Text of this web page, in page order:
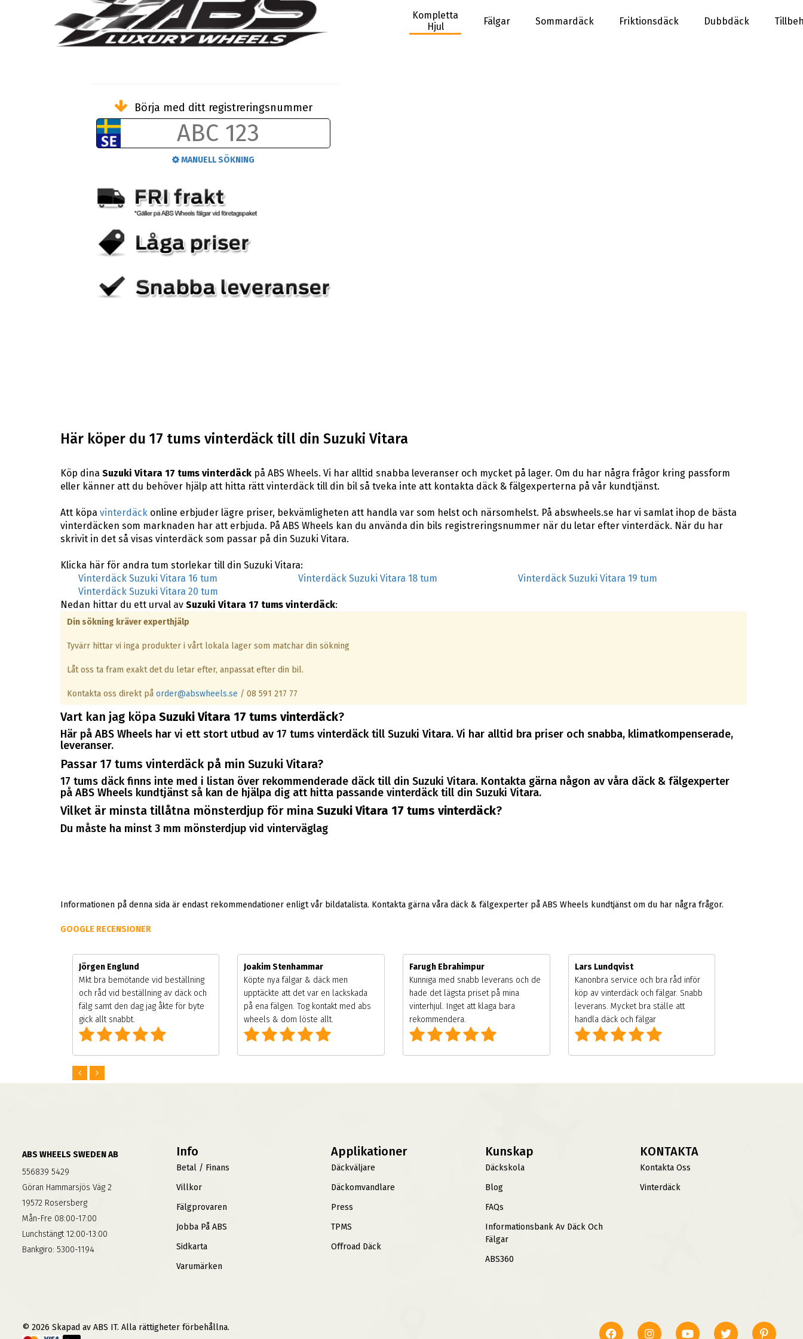
Kompletta
Hjul
Fälgar Sommardäck Friktionsdäck Dubbdäck
Börja med ditt registreringsnummer
MANUELL SÖKNING
Här köper du 17 tums vinterdäck till din Suzuki Vitara
Köp dina Suzuki Vitara 17 tums vinterdäckpå ABS Wheels. Vi har alltid snabba leveranser och mycket på lager. Om du har några frågor kring passform
eller känner att du behöver hjälp att hitta rätt vinterdäck till din bil så tveka inte att kontakta däck & fälgexperterna på vår kundtjänst.
Att köpa vinterdäckonline erbjuder lägre priser, bekvämligheten att handla var som helst och närsomhelst. På abswheels.se har vi samlat ihop de bästa
vinterdäcken som marknaden har att erbjuda. På ABS Wheels kan du använda din bils registreringsnummer när du letar efter vinterdäck. När du har
skrivit in det så visas vinterdäck som passar på din Suzuki Vitara.
Klicka här för andra tum storlekar till din Suzuki Vitara:
Vinterdäck Suzuki Vitara 16 tum
Vinterdäck Suzuki Vitara 18 tum
Vinterdäck Suzuki Vitara 19 tum
Vinterdäck Suzuki Vitara 20 tum
Nedan hittar du ett urval av Suzuki Vitara 17 tums vinterdäck:
Din sökning kräver experthjälp
Tyvärr hittar vi inga produkter i vårt lokala lager som matchar din sökning
Låt oss ta fram exakt det du letar efter, anpassat efter din bil.
Kontakta oss direkt på order@abswheels.se / 08 591 217 77
Vart kan jag köpa Suzuki Vitara 17 tums vinterdäck?
Här på ABS Wheels har vi ett stort utbud av 17 tums vinterdäck till Suzuki Vitara. Vi har alltid bra priser och snabba, klimatkompenserade,
leveranser.
Passar 17 tums vinterdäck på min Suzuki Vitara?
17 tums däck finns inte med i listan över rekommenderade däck till din Suzuki Vitara. Kontakta gärna någon av våra däck & fälgexperter
på ABS Wheels kundtjänst så kan de hjälpa dig att hitta passande vinterdäck till din Suzuki Vitara.
Vilket är minsta tillåtna mönsterdjup för mina Suzuki Vitara 17 tums vinterdäck?
Du måste ha minst 3 mm mönsterdjup vid vinterväglag
Informationen på denna sida är endast rekommendationer enligt vår bildatalista. Kontakta gärna våra däck & fälgexperter på ABS Wheels kundtjänst om du har några frågor.
GOOGLE RECENSIONER
Jörgen Englund
Mkt bra bemötande vid beställning
och råd vid beställning av däck och
fälg samt den dag jag åkte för byte
gick allt snabbt.
Joakim Stenhammar
Köpte nya fälgar & däck men
upptäckte att det var en lackskada
på ena fälgen. Tog kontakt med abs
wheels & dom löste allt.
Farugh Ebrahimpur
Kunniga med snabb leverans och de
hade det lägsta priset på mina
vinterhjul. Inget att klaga bara
rekommendera.
Lars Lundqvist
Kanonbra service och bra råd inför
köp av vinterdäck och fälgar. Snabb
leverans. Mycket bra ställe att
handla däck och fälgar
ABS WHEELS SWEDEN AB
556839 5429
Göran Hammarsjös Väg 2
19572 Rosersberg
Mån-Fre 08:00-17:00
Lunchstängt 12:00-13:00
Bankgiro: 5300-1194
Info
Betal / Finans
Villkor
Fälgprovaren
Jobba På ABS
Sidkarta
Varumärken
Applikationer
Däckväljare
Däckomvandlare
Press
TPMS
Offroad Däck
Kunskap
Däckskola
Blog
FAQs
Informationsbank Av Däck Och
Fälgar
ABS360
KONTAKTA
Kontakta Oss
Vinterdäck
© 2026 Skapad av ABS IT. Alla rättigheter förbehållna.